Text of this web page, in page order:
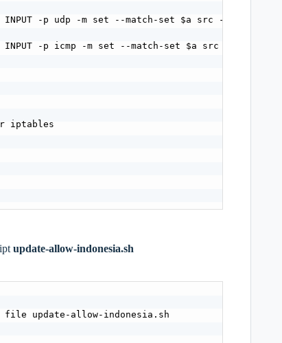
-p udp -m set --match-set $a src -j ACCEPT;
-p icmp -m set --match-set $a src -j ACCEPT;
iptables
update-allow-indonesia.sh
file update-allow-indonesia.sh